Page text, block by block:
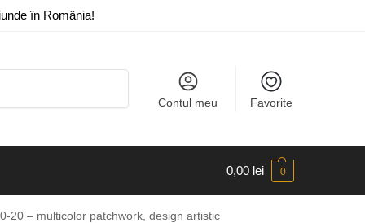
în România!
Contul meu Favorite
0,00 lei 0
20 – multicolor patchwork, design artistic